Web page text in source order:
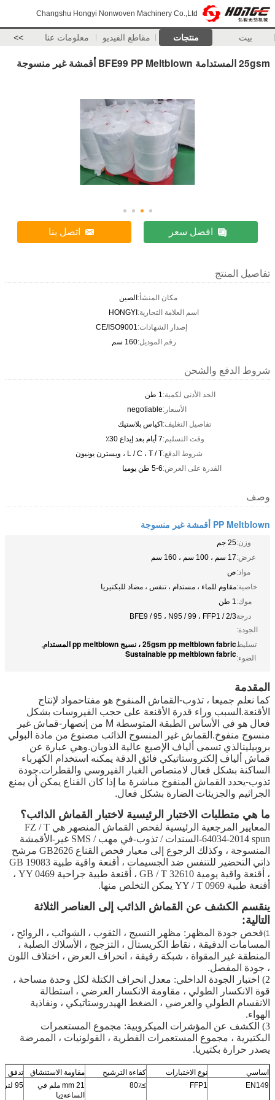
Changshu Hongyi Nonwoven Machinery Co.,Ltd
بيت منتجات مقاطع الفيديو معلومات عنا >>
25gsm المستدامة BFE99 PP Meltblown أقمشة غير منسوجة
افضل سعر اتصل بنا
تفاصيل المنتج
مكان المنشأ:الصين
اسم العلامة التجارية:HONGYI
إصدار الشهادات:CE/ISO9001
رقم الموديل:160 سم
شروط الدفع والشحن
الحد الأدنى لكمية:1 طن
الأسعار:negotiable
تفاصيل التغليف:اكياس بلاستيك
وقت التسليم:7 أيام بعد إيداع 30٪
شروط الدفع:L / C ، T / T ، ويسترن يونيون
القدرة على العرض:5-6 طن يوميا
وصف
PP Meltblown أقمشة غير منسوجة
وزن:25 جم
عرض:17 سم ، 100 سم ، 160 سم
مواد:ص
خاصية:مقاوم للماء ، مستدام ، تنفس ، مضاد للبكتيريا
موك:1 طن
درجة
الجودة:
BFE9 / 95 ، N95 / 99 ، FFP1 / 2/3
تسليط
الضوء:
25gsm pp meltblown fabric ، نسيج pp meltblown المستدام ,
Sustainable pp meltblown fabric
المقدمة
كما نعلم جميعا ، تذوب- القماش المنفوخ هو مفتاحمواد لإنتاج
الأقنعة.السبب وراء قدرة الأقنعة على حجب الفيروسات بشكل
فعال هو في الأساس الطبقة المتوسطة M
من إنصهار -قماش غير
منسوج منفوخ.القماش غير المنسوج الذائب مصنوع من مادة البولي
بروبيلينالذي تسمى ألياف الإصبع عالية الذوبان.وهي عبارة عن
قماش ألياف إلكتروستاتيكي فائق الدقة يمكنه استخدام الكهرباء
الساكنة بشكل فعال لامتصاص الغبار الفيروسي والقطرات.جودة
تذوب-يحدد القماش المنفوخ مباشرة ما إذا كان القناع يمكن أن يمنع
الجراثيم والجزيئات الضارة بشكل فعال.
ما هي متطلبات الاختبار الرئيسية لاختبار القماش الذائب؟
المعايير المرجعية الرئيسية لفحص القماش المنصهر هي FZ / T
64034-2014 spun
- السندات / تذوب-في مهب / SMS غير - الأقمشة
المنسوجة ، وكذلك الرجوع إلى معيار فحص القناع GB2626 مرشح
ذاتي التحضير للتنفس ضد الجسيمات ، أقنعة واقية طبية GB 19083
، أقنعة واقية يومية GB / T 32610 ، أقنعة طبية جراحية YY 0469 ،
أقنعة طبية YY / T 0969 يمكن التخلص منها.
ينقسم الكشف عن القماش الذائب إلى العناصر الثلاثة
التالية:
1) فحص جودة المظهر: مظهر النسيج ، الثقوب ، الشوائب ، الروائح ،
المسامات الدقيقة ، نقاط الكريستال ، التزجيج ، الأسلاك الصلبة ،
المنطقة غير المقواة ، شبكة رقيقة ، انحراف العرض ، اختلاف اللون
، جودة المفصل.
2) اختبار الجودة الداخلي: معدل انحراف الكتلة لكل وحدة مساحة ،
قوة الانكسار الطولي ، مقاومة الانكسار العرضي ، استطالة
الانقسام الطولي والعرضي ، الضغط الهيدروستاتيكي ، ونفاذية
الهواء.
3) الكشف عن المؤشرات الميكروبية: مجموع المستعمرات
البكتيرية ، مجموع المستعمرات الفطرية ، القولونيات ، الممرضة
يصدر حرارة بكتيريا.
اساسي نوع الاختبارات كفاءة الترشيح مقاومة الاستنشاق
تدفق
EN149
FFP1 ≥80٪
mm 21 ملم في
الساعة2يا
95 لتر / دقيقة